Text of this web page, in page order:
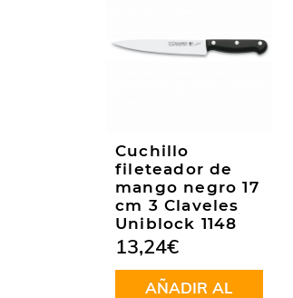
Cuchillo
fileteador de
mango negro 17
cm 3 Claveles
Uniblock 1148
13,24€
AÑADIR AL